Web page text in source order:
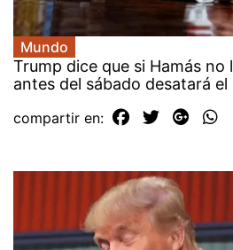
Mundo
Trump dice que si Hamás no
antes del sábado desatará
compartir en: